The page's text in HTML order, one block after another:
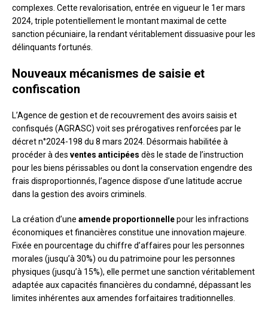
complexes. Cette revalorisation, entrée en vigueur le 1er mars
2024, triple potentiellement le montant maximal de cette
sanction pécuniaire, la rendant véritablement dissuasive pour les
délinquants fortunés.
Nouveaux mécanismes de saisie et
confiscation
L’Agence de gestion et de recouvrement des avoirs saisis et
confisqués (AGRASC) voit ses prérogatives renforcées par le
décret n°2024-198 du 8 mars 2024. Désormais habilitée à
procéder à des ventes anticipées dès le stade de l’instruction
pour les biens périssables ou dont la conservation engendre des
frais disproportionnés, l’agence dispose d’une latitude accrue
dans la gestion des avoirs criminels.
La création d’une amende proportionnellepour les infractions
économiques et financières constitue une innovation majeure.
Fixée en pourcentage du chiffre d’affaires pour les personnes
morales (jusqu’à 30%) ou du patrimoine pour les personnes
physiques (jusqu’à 15%), elle permet une sanction véritablement
adaptée aux capacités financières du condamné, dépassant les
limites inhérentes aux amendes forfaitaires traditionnelles.